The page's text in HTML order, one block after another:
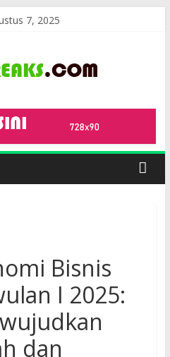
7, 2025
Bisnis
I 2025:
dan